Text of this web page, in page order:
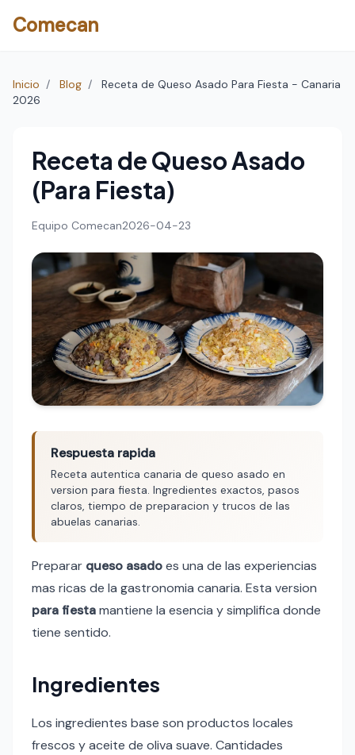
Comecan
Inicio / Blog /
Receta de Queso Asado Para Fiesta - Canaria
2026
Receta de Queso Asado
(Para Fiesta)
Equipo Comecan2026-04-23
Respuesta rapida
Receta autentica canaria de queso asado en
version para fiesta. Ingredientes exactos, pasos
claros, tiempo de preparacion y trucos de las
abuelas canarias.
Preparar queso asadoes una de las experiencias
mas ricas de la gastronomia canaria. Esta version
para fiestamantiene la esencia y simplifica donde
tiene sentido.
Ingredientes
Los ingredientes base son productos locales
frescos y aceite de oliva suave. Cantidades